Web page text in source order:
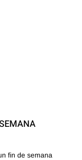
fin de semana